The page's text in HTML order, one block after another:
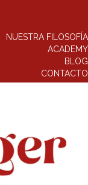
NUESTRA FILOSOFÍA
ACADEMY
BLOG
CONTACTO